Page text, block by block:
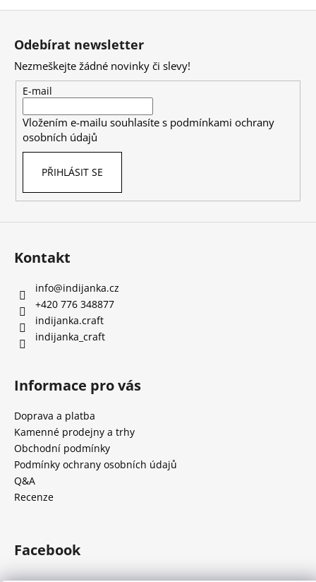
Z
Odebírat newsletter
Nezmeškejte žádné novinky či slevy!
E-mail
Vložením e-mailu souhlasíte s podmínkami ochrany
osobních údajů
PŘIHLÁSIT SE
Kontakt
info@indijanka.cz
+420 776 348877
indijanka.craft
indijanka_craft
Informace pro vás
Doprava a platba
Kamenné prodejny a trhy
Obchodní podmínky
Podmínky ochrany osobních údajů
Q&A
Recenze
Facebook